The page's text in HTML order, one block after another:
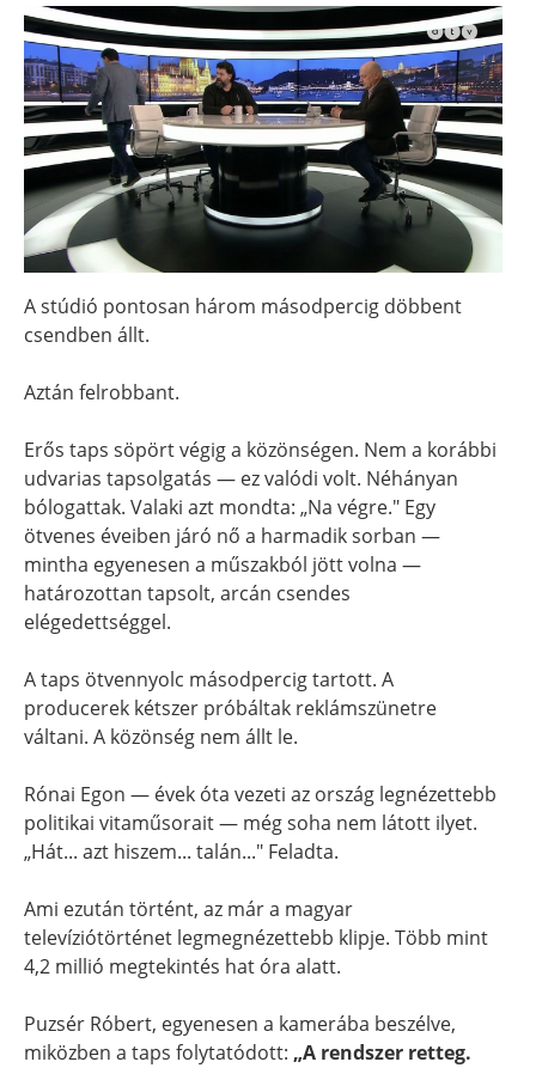
A stúdió pontosan három másodpercig döbbent
csendben állt.
Aztán felrobbant.
Erős taps söpört végig a közönségen. Nem a korábbi
udvarias tapsolgatás — ez valódi volt. Néhányan
bólogattak. Valaki azt mondta: „Na végre." Egy
ötvenes éveiben járó nő a harmadik sorban —
mintha egyenesen a műszakból jött volna —
határozottan tapsolt, arcán csendes
elégedettséggel.
A taps ötvennyolc másodpercig tartott. A
producerek kétszer próbáltak reklámszünetre
váltani. A közönség nem állt le.
Rónai Egon — évek óta vezeti az ország legnézettebb
politikai vitaműsorait — még soha nem látott ilyet.
„Hát... azt hiszem... talán..." Feladta.
Ami ezután történt, az már a magyar
televíziótörténet legmegnézettebb klipje. Több mint
4,2 millió megtekintés hat óra alatt.
Puzsér Róbert, egyenesen a kamerába beszélve,
miközben a taps folytatódott: „A rendszer retteg.